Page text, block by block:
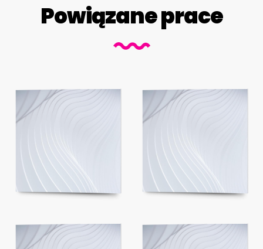
Powiązane prace